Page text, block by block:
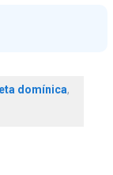
domínica,